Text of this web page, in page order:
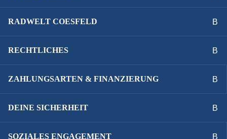
vorbehalten.
RADWELT COESFELD
RECHTLICHES
ZAHLUNGSARTEN & FINANZIERUNG
DEINE SICHERHEIT
SOZIALES ENGAGEMENT